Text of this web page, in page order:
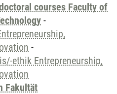
courses Faculty of
-
-
ethik Entrepreneurship,
Fakultät